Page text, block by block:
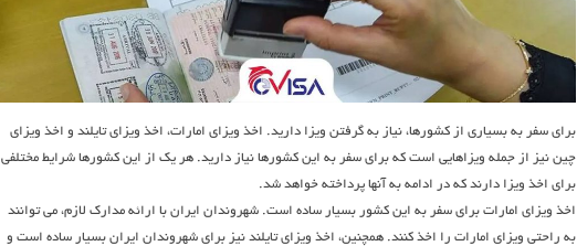
برای سفر به بسیاری از کشورها، نیاز به گرفتن ویزا دارید. اخذ ویزای امارات، اخذ ویزای تایلند و اخذ ویزای
چین نیز از جمله ویزاهایی است که برای سفر به این کشورها نیاز دارید. هر یک از این کشورها شرایط مختلفی
برای اخذ ویزا دارند که در ادامه به آنها پرداخته خواهد شد.
اخذ ویزای امارات برای سفر به این کشور بسیار ساده است. شهروندان ایران با ارائه مدارک لازم، می توانند
به راحتی ویزای امارات را اخذ کنند. همچنین، اخذ ویزای تایلند نیز برای شهروندان ایران بسیار ساده است و